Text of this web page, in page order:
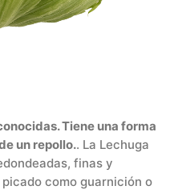
Tiene una forma
un repollo.. La Lechuga
finas y
como guarnición o